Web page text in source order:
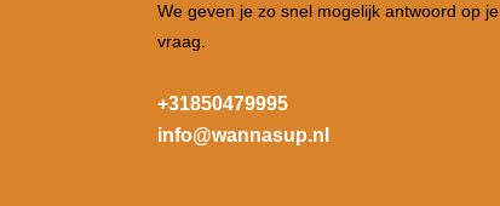
We geven je zo snel mogelijk antwoord op je
vraag.
+31850479995
info@wannasup.nl